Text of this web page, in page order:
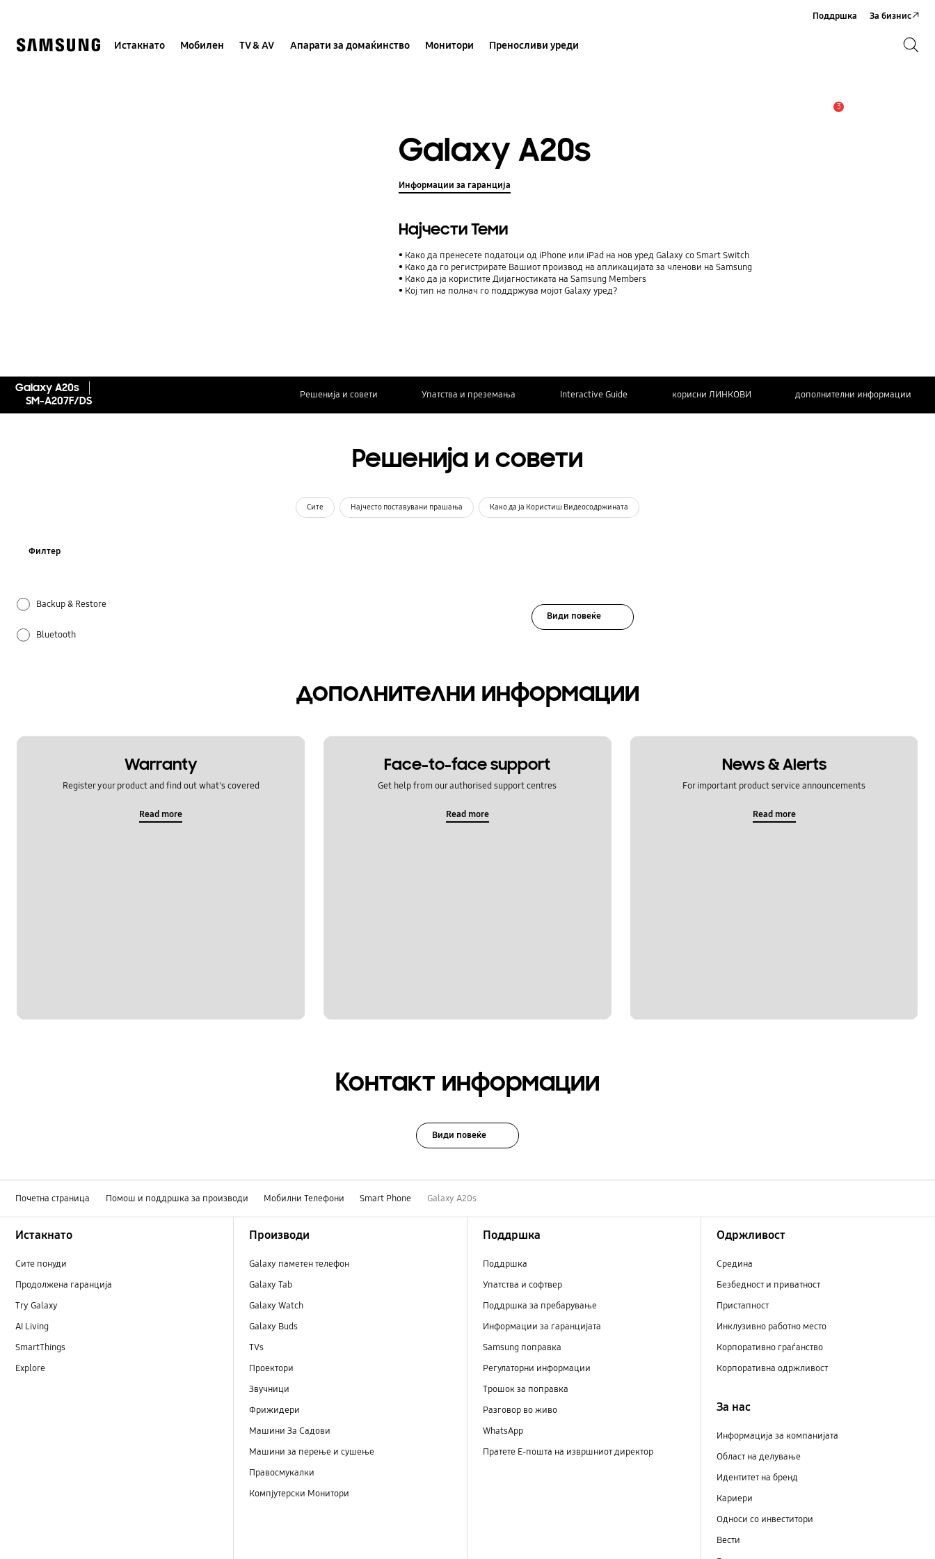
Истакнато Мобилен TV & AV Апарати за домаќинство Монитори Преносливи уреди
Поддршка За бизнис
3
Galaxy A20s
Информации за гаранција
Најчести Теми
Како да пренесете податоци од iPhone или iPad на нов уред Galaxy со Smart Switch
Како да го регистрирате Вашиот производ на апликацијата за членови на Samsung
Како да ја користите Дијагностиката на Samsung Members
Кој тип на полнач го поддржува мојот Galaxy уред?
Galaxy A20s
SM-A207F/DS
Решенија и совети Упатства и преземања Interactive Guide корисни ЛИНКОВИ дополнителни информации
Решенија и совети
Сите Најчесто поставувани прашања Како да ја Користиш Видеосодржината
Филтер
Backup & Restore
Bluetooth
Види повеќе
дополнителни информации
Warranty
Register your product and find out what's covered
Read more
Face-to-face support
Get help from our authorised support centres
Read more
News & Alerts
For important product service announcements
Read more
Контакт информации
Види повеќе
Почетна страница Помош и поддршка за производи Мобилни Телефони Smart Phone Galaxy A20s
Истакнато
Сите понуди
Продолжена гаранција
Try Galaxy
AI Living
SmartThings
Explore
Производи
Galaxy паметен телефон
Galaxy Tab
Galaxy Watch
Galaxy Buds
TVs
Проектори
Звучници
Фрижидери
Машини Зa Садови
Машини за перење и сушење
Правосмукалки
Компјутерски Монитори
Поддршка
Поддршка
Упатства и софтвер
Поддршка за пребарување
Информации за гаранцијата
Samsung поправка
Регулаторни информации
Трошок за поправка
Разговор во живо
WhatsApp
Пратете Е-пошта на извршниот директор
Одржливост
Средина
Безбедност и приватност
Пристапност
Инклузивно работно место
Корпоративно граѓанство
Корпоративна одржливост
За нас
Информација за компанијата
Област на делување
Идентитет на бренд
Кариери
Односи со инвеститори
Вести